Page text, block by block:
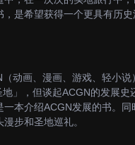
是希望获得一个更具有历史
动画、漫画、游戏、轻小说
」，但谈起ACGN的发展史
本介绍ACGN发展的书。同
步和圣地巡礼。